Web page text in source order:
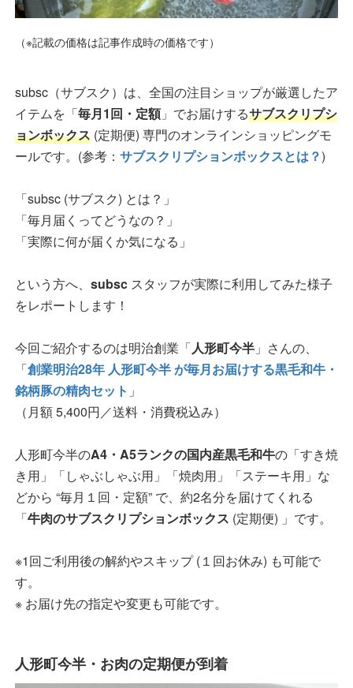
（※記載の価格は記事作成時の価格です）
subsc（サブスク）は、全国の注目ショップが厳選したア
イテムを「毎月1回・定額」でお届けするサブスクリプシ
ョンボックス (定期便) 専門のオンラインショッピングモ
ールです。(参考： サブスクリプションボックスとは？)
「subsc (サブスク) とは？」
「毎月届くってどうなの？」
「実際に何が届くか気になる」
という方へ、 subsc スタッフが実際に利用してみた様子
をレポートします！
今回ご紹介するのは明治創業「人形町今半 」さんの、
「創業明治28年 人形町今半 が毎月お届けする黒毛和牛・
銘柄豚の精肉セット 」
（月額 5,400円／送料・消費税込み）
人形町今半のA4・A5ランクの国内産黒毛和牛の「すき焼
き用」「しゃぶしゃぶ用」「焼肉用」「ステーキ用」な
どから “毎月１回・定額” で、約2名分を届けてくれる
「牛肉のサブスクリプションボックス (定期便) 」です。
※1回ご利用後の解約やスキップ (１回お休み) も可能で
す。
※ お届け先の指定や変更も可能です。
人形町今半・お肉の定期便が到着